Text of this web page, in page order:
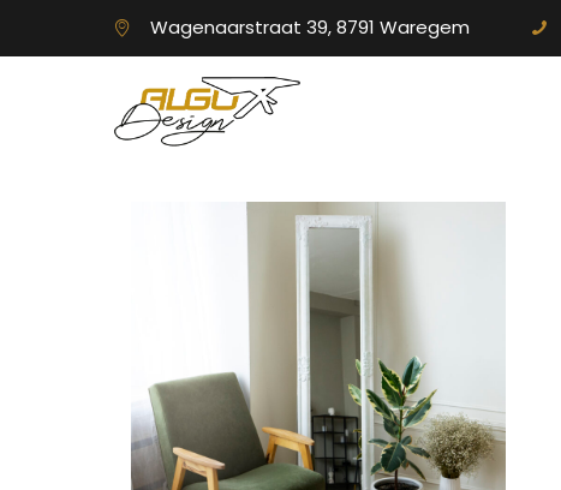
Wagenaarstraat 39, 8791 Waregem